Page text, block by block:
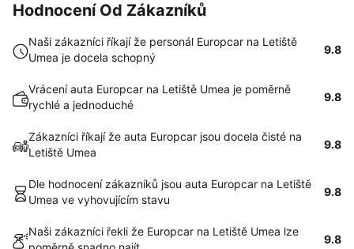
Hodnocení Od Zákazníků
Naši zákazníci říkají že personál Europcar na Letiště
Umea je docela schopný
9.8
Vrácení auta Europcar na Letiště Umea je poměrně
rychlé a jednoduché
9.8
Zákazníci říkají že auta Europcar jsou docela čisté na
Letiště Umea
9.8
Dle hodnocení zákazníků jsou auta Europcar na Letiště
Umea ve vyhovujícím stavu
9.8
Naši zákazníci řekli že Europcar na Letiště Umea lze
9.8